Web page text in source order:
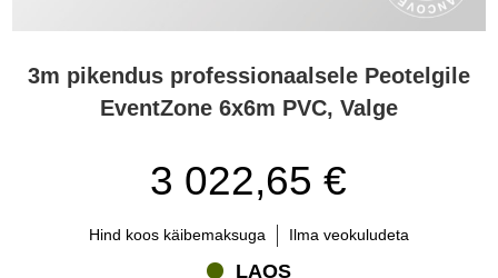
3m pikendus professionaalsele Peotelgile
EventZone 6x6m PVC, Valge
3 022,65 €
Hind koos käibemaksuga Ilma veokuludeta
LAOS